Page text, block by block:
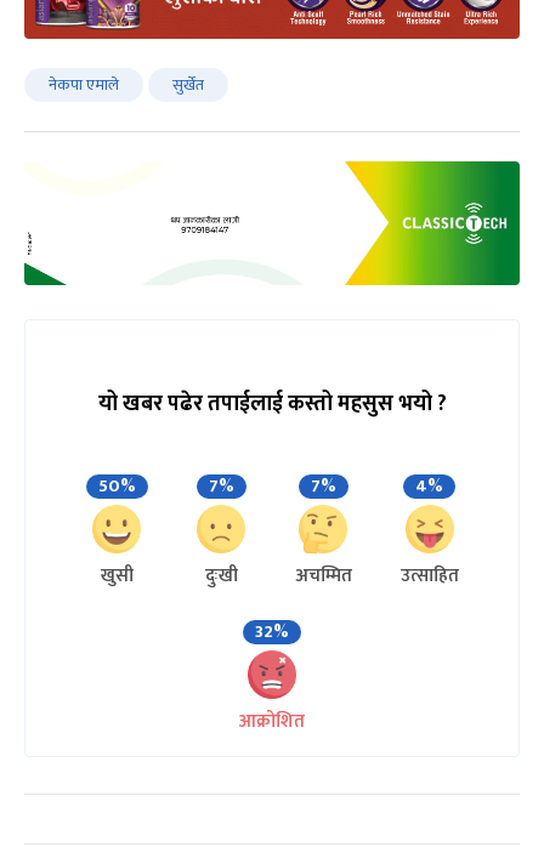
नेकपा एमाले सुर्खेत
यो खबर पढेर तपाईलाई कस्तो महसुस भयो ?
50%
खुसी
7%
दुःखी
7%
अचम्मित
4%
उत्साहित
32%
आक्रोशित